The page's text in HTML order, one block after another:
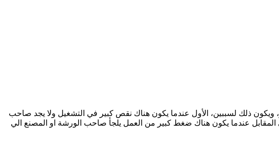
ويكون ذلك لسببين، الأول عندما يكون هناك نقص كبير في التشغيل ولا يجد صاحب
عندما يكون هناك ضغط كبير من العمل يلجأ صاحب الورشة او المصنع الي